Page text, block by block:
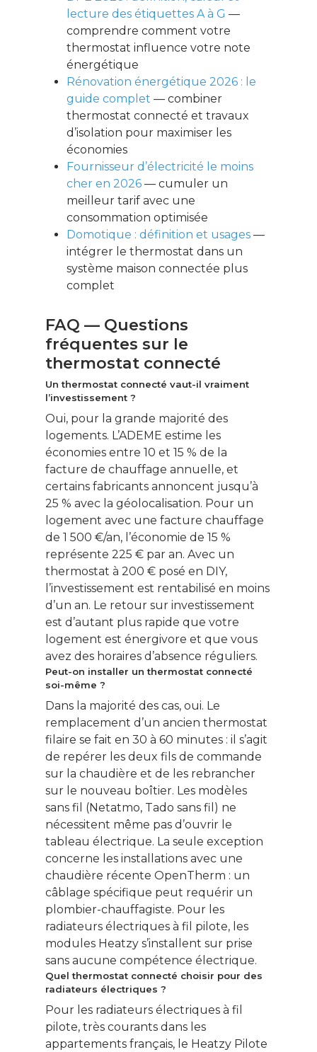
lecture des étiquettes A à G —
comprendre comment votre
thermostat influence votre note
énergétique
Rénovation énergétique 2026 : le
guide complet — combiner
thermostat connecté et travaux
d’isolation pour maximiser les
économies
Fournisseur d’électricité le moins
cher en 2026 — cumuler un
meilleur tarif avec une
consommation optimisée
Domotique : définition et usages —
intégrer le thermostat dans un
système maison connectée plus
complet
FAQ — Questions
fréquentes sur le
thermostat connecté
Un thermostat connecté vaut-il vraiment
l’investissement ?
Oui, pour la grande majorité des
logements. L’ADEME estime les
économies entre 10 et 15 % de la
facture de chauffage annuelle, et
certains fabricants annoncent jusqu’à
25 % avec la géolocalisation. Pour un
logement avec une facture chauffage
de 1 500 €/an, l’économie de 15 %
représente 225 € par an. Avec un
thermostat à 200 € posé en DIY,
l’investissement est rentabilisé en moins
d’un an. Le retour sur investissement
est d’autant plus rapide que votre
logement est énergivore et que vous
avez des horaires d’absence réguliers.
Peut-on installer un thermostat connecté
soi-même ?
Dans la majorité des cas, oui. Le
remplacement d’un ancien thermostat
filaire se fait en 30 à 60 minutes : il s’agit
de repérer les deux fils de commande
sur la chaudière et de les rebrancher
sur le nouveau boîtier. Les modèles
sans fil (Netatmo, Tado sans fil) ne
nécessitent même pas d’ouvrir le
tableau électrique. La seule exception
concerne les installations avec une
chaudière récente OpenTherm : un
câblage spécifique peut requérir un
plombier-chauffagiste. Pour les
radiateurs électriques à fil pilote, les
modules Heatzy s’installent sur prise
sans aucune compétence électrique.
Quel thermostat connecté choisir pour des
radiateurs électriques ?
Pour les radiateurs électriques à fil
pilote, très courants dans les
appartements français, le Heatzy Pilote